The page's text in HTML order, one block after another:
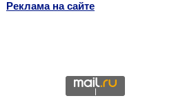
Реклама на сайте